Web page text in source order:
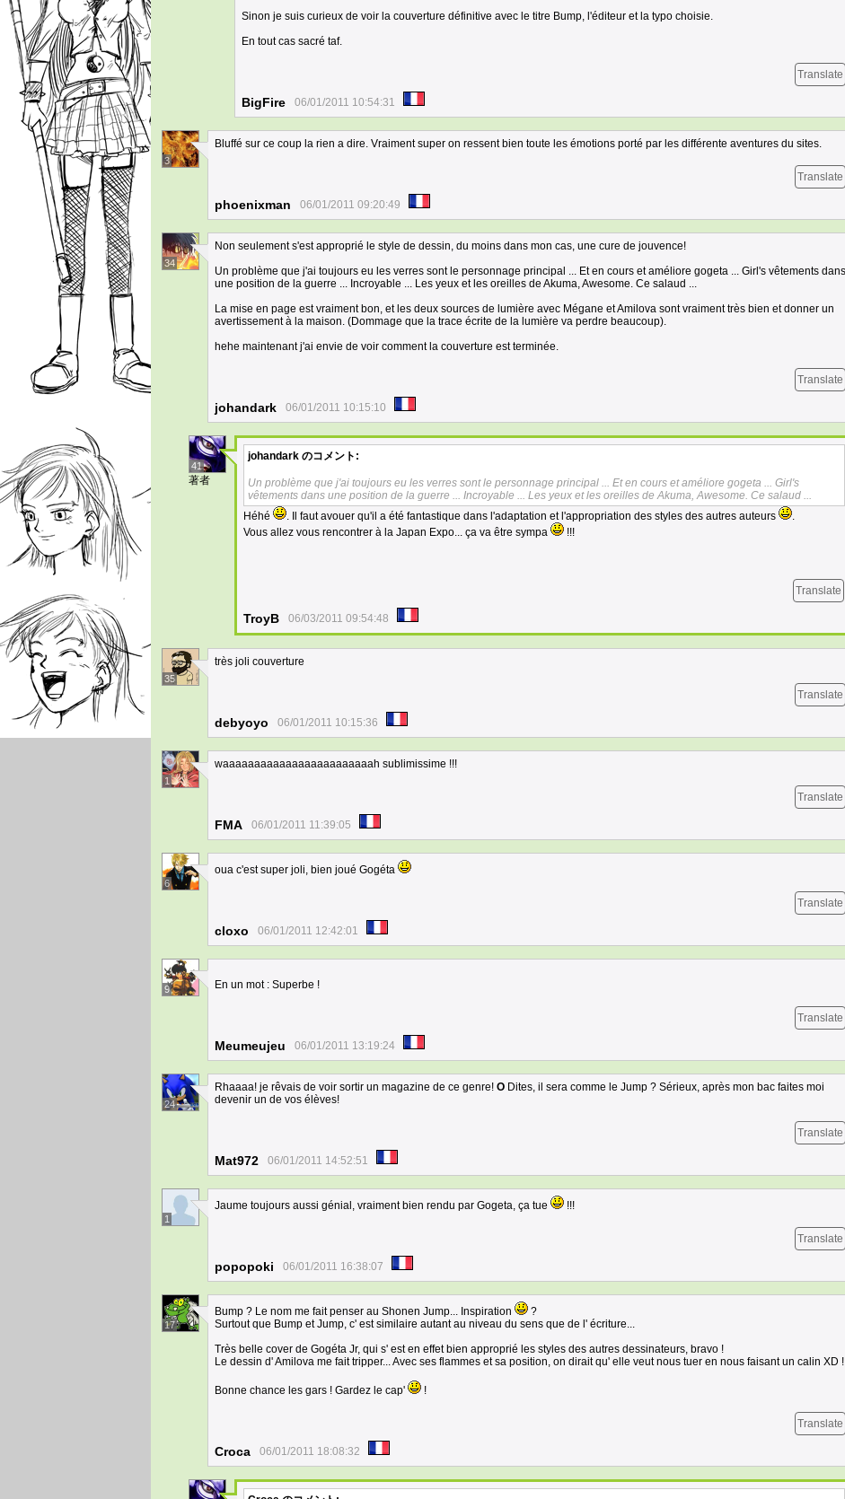
Sinon je suis curieux de voir la couverture définitive avec le titre Bump, l'éditeur et la typo choisie.
En tout cas sacré taf.
Translate
BigFire 06/01/2011 10:54:31
3
Bluffé sur ce coup la rien a dire. Vraiment super on ressent bien toute les émotions porté par les différente aventures du sites.
Translate
phoenixman 06/01/2011 09:20:49
34
Non seulement s'est approprié le style de dessin, du moins dans mon cas, une cure de jouvence!
Un problème que j'ai toujours eu les verres sont le personnage principal ... Et en cours et améliore gogeta ... Girl's vêtements dans
une position de la guerre ... Incroyable ... Les yeux et les oreilles de Akuma, Awesome. Ce salaud ...
La mise en page est vraiment bon, et les deux sources de lumière avec Mégane et Amilova sont vraiment très bien et donner un
avertissement à la maison. (Dommage que la trace écrite de la lumière va perdre beaucoup).
hehe maintenant j'ai envie de voir comment la couverture est terminée.
Translate
johandark 06/01/2011 10:15:10
41
著者
johandark のコメント:
Un problème que j'ai toujours eu les verres sont le personnage principal ... Et en cours et améliore gogeta ... Girl's
vêtements dans une position de la guerre ... Incroyable ... Les yeux et les oreilles de Akuma, Awesome. Ce salaud ...
Héhé
. Il faut avouer qu'il a été fantastique dans l'adaptation et l'appropriation des styles des autres auteurs
.
Vous allez vous rencontrer à la Japan Expo... ça va être sympa
!!!
Translate
TroyB 06/03/2011 09:54:48
35
très joli couverture
Translate
debyoyo 06/01/2011 10:15:36
1
waaaaaaaaaaaaaaaaaaaaaaaah sublimissime !!!
Translate
FMA 06/01/2011 11:39:05
6
oua c'est super joli, bien joué Gogéta
Translate
cloxo 06/01/2011 12:42:01
9 En un mot : Superbe !
Translate
Meumeujeu 06/01/2011 13:19:24
24
Rhaaaa! je rêvais de voir sortir un magazine de ce genre! O Dites, il sera comme le Jump ? Sérieux, après mon bac faites moi
devenir un de vos élèves!
Translate
Mat972 06/01/2011 14:52:51
1
Jaume toujours aussi génial, vraiment bien rendu par Gogeta, ça tue !!!
Translate
popopoki 06/01/2011 16:38:07
17
Bump ? Le nom me fait penser au Shonen Jump... Inspiration
?
Surtout que Bump et Jump, c' est similaire autant au niveau du sens que de l' écriture...
Très belle cover de Gogéta Jr, qui s' est en effet bien approprié les styles des autres dessinateurs, bravo !
Le dessin d' Amilova me fait tripper... Avec ses flammes et sa position, on dirait qu' elle veut nous tuer en nous faisant un calin XD !
Bonne chance les gars ! Gardez le cap' !
Translate
Croca 06/01/2011 18:08:32